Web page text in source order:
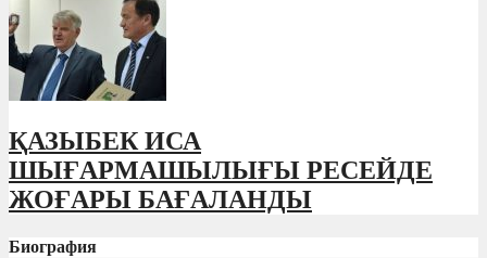
ҚАЗЫБЕК ИСА
ШЫҒАРМАШЫЛЫҒЫ РЕСЕЙДЕ
ЖОҒАРЫ БАҒАЛАНДЫ
Биография